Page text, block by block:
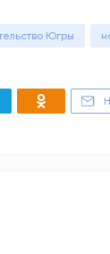
Югры